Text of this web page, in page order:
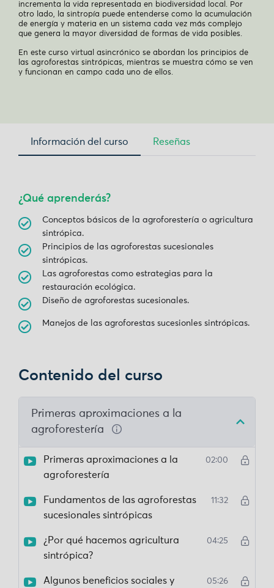
incrementa la vida representada en biodiversidad local. Por
otro lado, la sintropía puede entenderse como la acumulación
de energía y materia en un sistema cada vez más complejo
que genera la mayor diversidad de formas de vida posibles.
En este curso virtual asincrónico se abordan los principios de
las agroforestas sintrópicas, mientras se muestra cómo se ven
y funcionan en campo cada uno de ellos.
Información del curso Reseñas
¿Qué aprenderás?
Conceptos básicos de la agroforestería o agricultura
sintrópica.
Principios de las agroforestas sucesionales
sintrópicas.
Las agroforestas como estrategias para la
restauración ecológica.
Diseño de agroforestas sucesionales.
Manejos de las agroforestas sucesionles sintrópicas.
Contenido del curso
Primeras aproximaciones a la
agroforestería
Primeras aproximaciones a la
agroforestería
02:00
Fundamentos de las agroforestas
sucesionales sintrópicas
11:32
¿Por qué hacemos agricultura
sintrópica?
04:25
Algunos beneficios sociales y
05:26